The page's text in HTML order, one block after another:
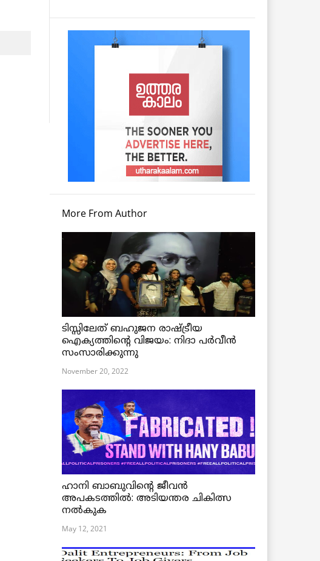
More From Author
ടിസ്സിലേത് ബഹുജന രാഷ്ട്രീയ
ഐക്യത്തിന്റെ വിജയം: നിദാ പർവീൻ
സംസാരിക്കുന്നു
November 20, 2022
ഹാനി ബാബുവിന്റെ ജീവൻ
അപകടത്തിൽ: അടിയന്തര ചികിത്സ
നൽകുക
May 12, 2021